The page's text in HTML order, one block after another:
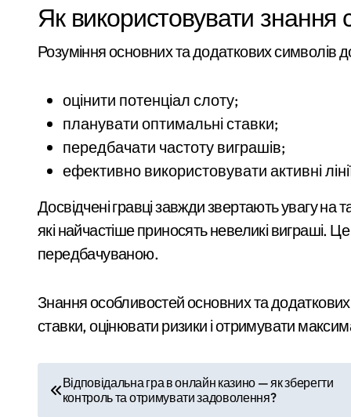
Як використовувати знання
Розуміння основних та додаткових символів
оцінити потенціал слоту;
планувати оптимальні ставки;
передбачати частоту виграшів;
ефективно використовувати активні
Досвідчені гравці завжди звертають увагу
які найчастіше приносять невеликі виграші.
передбачуваною.
Знання особливостей основних та
ставки, оцінювати ризики і отримувати
а
Відповідальна гра в онлайн казино — як зберегти
контроль та отримувати задоволення?